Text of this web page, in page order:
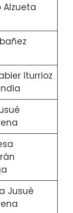
Alzueta
Iturrioz
Jusué